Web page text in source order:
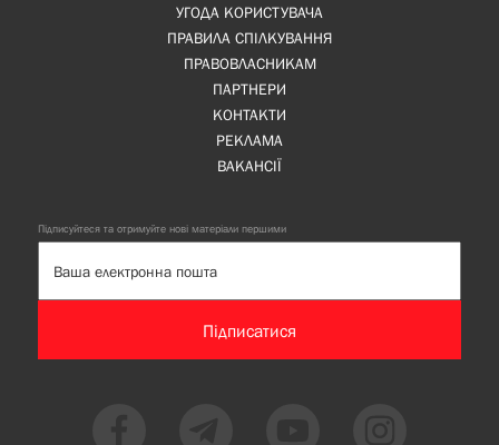
УГОДА КОРИСТУВАЧА
ПРАВИЛА СПІЛКУВАННЯ
ПРАВОВЛАСНИКАМ
ПАРТНЕРИ
КОНТАКТИ
РЕКЛАМА
ВАКАНСІЇ
Підписуйтеся та отримуйте нові матеріали першими
Підписатися